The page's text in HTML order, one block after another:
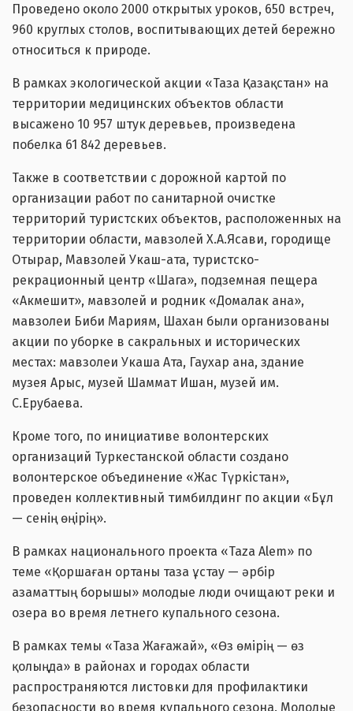
Проведено около 2000 открытых уроков, 650 встреч,
960 круглых столов, воспитывающих детей бережно
относиться к природе.
В рамках экологической акции «Таза Қазақстан» на
территории медицинских объектов области
высажено 10 957 штук деревьев, произведена
побелка 61 842 деревьев.
Также в соответствии с дорожной картой по
организации работ по санитарной очистке
территорий туристских объектов, расположенных на
территории области, мавзолей Х.А.Ясави, городище
Отырар, Мавзолей Укаш-ата, туристско-
рекрационный центр «Шага», подземная пещера
«Акмешит», мавзолей и родник «Домалак ана»,
мавзолеи Биби Мариям, Шахан были организованы
акции по уборке в сакральных и исторических
местах: мавзолеи Укаша Ата, Гаухар ана, здание
музея Арыс, музей Шаммат Ишан, музей им.
С.Ерубаева.
Кроме того, по инициативе волонтерских
организаций Туркестанской области создано
волонтерское объединение «Жас Түркістан»,
проведен коллективный тимбилдинг по акции «Бұл
— сенің өңірің».
В рамках национального проекта «Taza Alem» по
теме «Қоршаған ортаны таза ұстау — әрбір
азаматтың борышы» молодые люди очищают реки и
озера во время летнего купального сезона.
В рамках темы «Таза Жағажай», «Өз өмірің — өз
қолыңда» в районах и городах области
распространяются листовки для профилактики
безопасности во время купального сезона. Молодые